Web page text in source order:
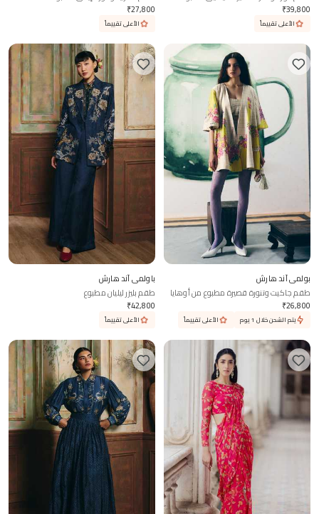
₹39,800
الأعلى تقييماً
₹27,800
الأعلى تقييماً
بولمي آند هارش
طقم جاكيت وتنورة قصيرة مطبوع من أوهايا
₹26,800
يتم الشحن خلال 1 يوم الأعلى تقييماً
باولمي آند هارش
طقم بليزر ليليان مطبوع
₹42,800
الأعلى تقييماً